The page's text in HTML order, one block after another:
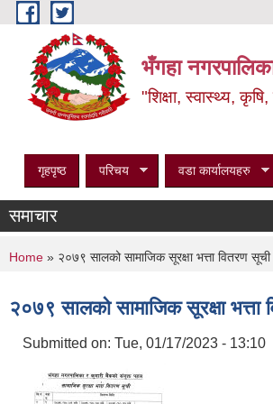
Skip to main content
भँगहा
"शिक्षा, स्वास्थ्य,
गृहपृष्ठ परिचय वडा कार्यालयहरु
समाचार
You are here
Home » २०७९ सालको सामाजिक सूरक्षा भत्ता वितरण सूची
२०७९ सालको सामाजिक सूरक्षा भत्ता
Submitted on: Tue, 01/17/2023 - 13:10